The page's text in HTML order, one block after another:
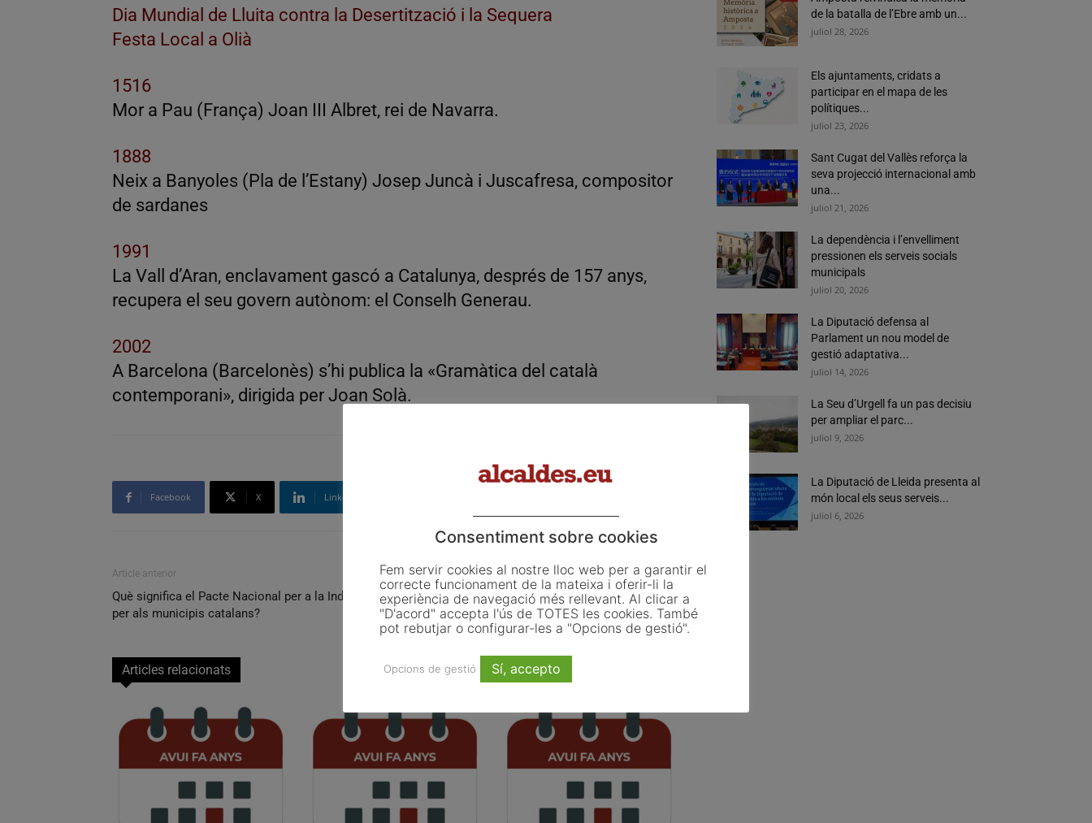
Dia Mundial de Lluita contra la Desertització i la Sequera
Festa Local a Olià
1516
Mor a Pau (França) Joan III Albret, rei de Navarra.
1888
Neix a Banyoles (Pla de l’Estany) Josep Juncà i Juscafresa, compositor
de sardanes
1991
La Vall d’Aran, enclavament gascó a Catalunya, després de 157 anys,
recupera el seu govern autònom: el Conselh Generau.
2002
A Barcelona (Barcelonès) s’hi publica la «Gramàtica del català
contemporani», dirigida per Joan Solà.
Facebook X Linkedin
Article anterior
Què significa el Pacte Nacional per a la Indústria
per als municipis catalans?
Article següent
La reindustrialització també es juga als
ajuntaments
Articles relacionats
de la batalla de l’Ebre amb un...
juliol 28, 2026
Els ajuntaments, cridats a
participar en el mapa de les
polítiques...
juliol 23, 2026
Sant Cugat del Vallès reforça la
seva projecció internacional amb
una...
juliol 21, 2026
La dependència i l’envelliment
pressionen els serveis socials
municipals
juliol 20, 2026
La Diputació defensa al
Parlament un nou model de
gestió adaptativa...
juliol 14, 2026
La Seu d’Urgell fa un pas decisiu
per ampliar el parc...
juliol 9, 2026
La Diputació de Lleida presenta al
món local els seus serveis...
juliol 6, 2026
Consentiment sobre cookies
Fem servir cookies al nostre lloc web per a garantir el
correcte funcionament de la mateixa i oferir-li la
experiència de navegació més rellevant. Al clicar a
"D'acord" accepta l'ús de TOTES les cookies. També
pot rebutjar o configurar-les a "Opcions de gestió".
Opcions de gestió Sí, accepto